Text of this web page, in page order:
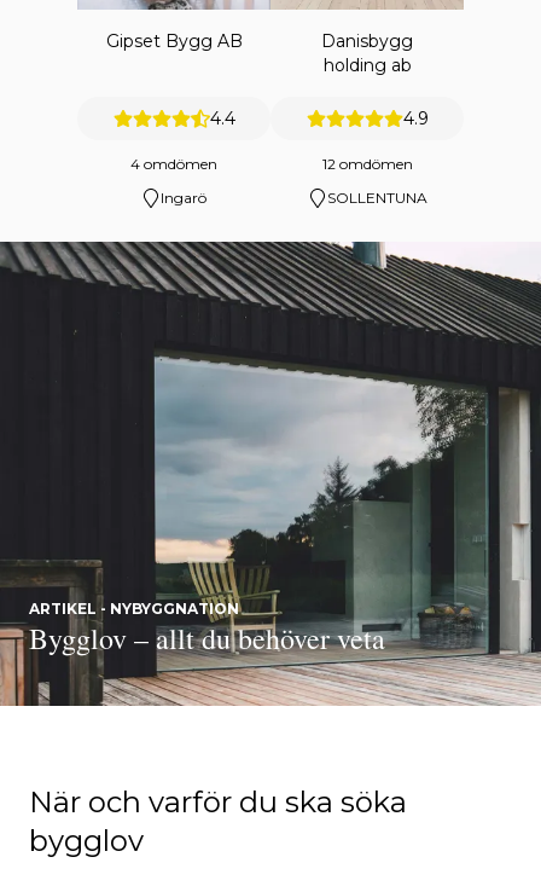
Gipset Bygg AB
4.4
4 omdömen
Ingarö
Danisbygg
holding ab
4.9
12 omdömen
SOLLENTUNA
När och varför du ska söka
bygglov
ARTIKEL - NYBYGGNATION
Bygglov – allt du behöver veta